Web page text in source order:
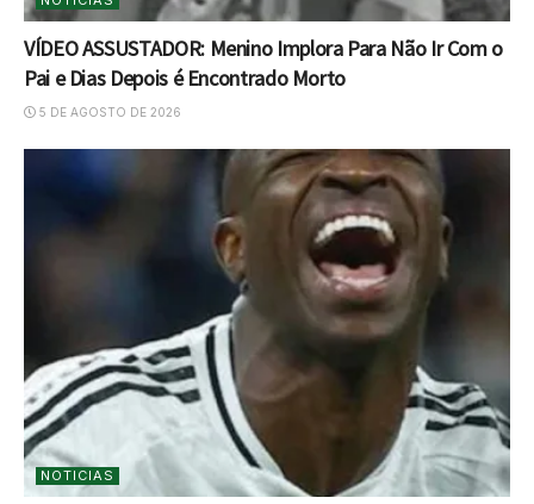
VÍDEO ASSUSTADOR: Menino Implora Para Não Ir Com o
Pai e Dias Depois é Encontrado Morto
5 DE AGOSTO DE 2026
NOTICIAS